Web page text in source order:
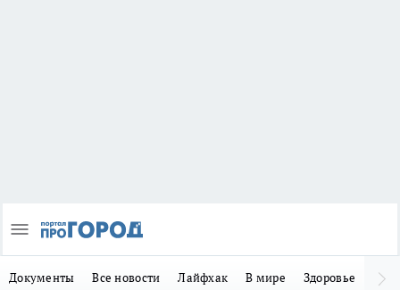
Документы Все новости Лайфхак В мире Здоровье